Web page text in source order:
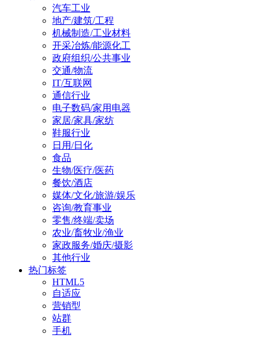
汽车工业
地产/建筑/工程
机械制造/工业材料
开采冶炼/能源化工
政府组织/公共事业
交通/物流
IT/互联网
通信行业
电子数码/家用电器
家居/家具/家纺
鞋服行业
日用/日化
食品
生物/医疗/医药
餐饮/酒店
媒体/文化/旅游/娱乐
咨询/教育事业
零售/终端/卖场
农业/畜牧业/渔业
家政服务/婚庆/摄影
其他行业
热门标签
HTML5
自适应
营销型
站群
手机